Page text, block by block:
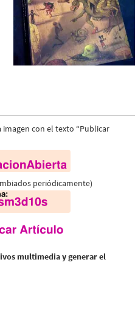
imagen con el texto “Publicar
periódicamente)
multimedia y generar el